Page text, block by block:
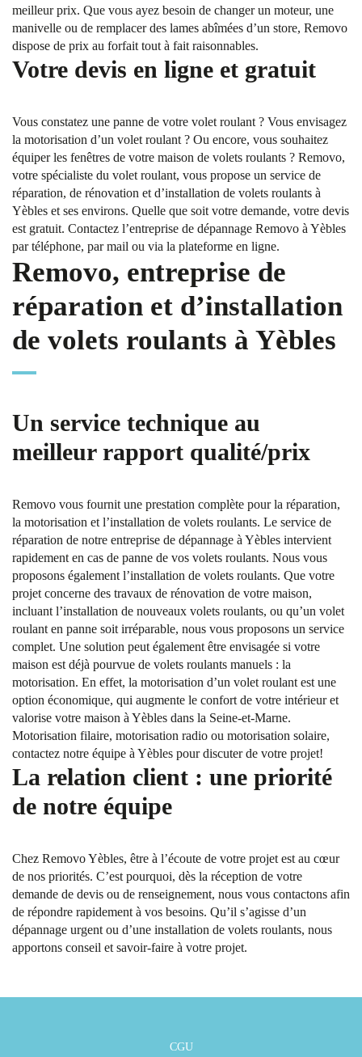
meilleur prix. Que vous ayez besoin de changer un moteur, une
manivelle ou de remplacer des lames abîmées d’un store, Removo
dispose de prix au forfait tout à fait raisonnables.
Votre devis en ligne et gratuit
Vous constatez une panne de votre volet roulant ? Vous envisagez
la motorisation d’un volet roulant ? Ou encore, vous souhaitez
équiper les fenêtres de votre maison de volets roulants ? Removo,
votre spécialiste du volet roulant, vous propose un service de
réparation, de rénovation et d’installation de volets roulants à
Yèbles et ses environs. Quelle que soit votre demande, votre devis
est gratuit. Contactez l’entreprise de dépannage Removo à Yèbles
par téléphone, par mail ou via la plateforme en ligne.
Removo, entreprise de
réparation et d’installation
de volets roulants à Yèbles
Un service technique au
meilleur rapport qualité/prix
Removo vous fournit une prestation complète pour la réparation,
la motorisation et l’installation de volets roulants. Le service de
réparation de notre entreprise de dépannage à Yèbles intervient
rapidement en cas de panne de vos volets roulants. Nous vous
proposons également l’installation de volets roulants. Que votre
projet concerne des travaux de rénovation de votre maison,
incluant l’installation de nouveaux volets roulants, ou qu’un volet
roulant en panne soit irréparable, nous vous proposons un service
complet. Une solution peut également être envisagée si votre
maison est déjà pourvue de volets roulants manuels : la
motorisation. En effet, la motorisation d’un volet roulant est une
option économique, qui augmente le confort de votre intérieur et
valorise votre maison à Yèbles dans la Seine-et-Marne.
Motorisation filaire, motorisation radio ou motorisation solaire,
contactez notre équipe à Yèbles pour discuter de votre projet!
La relation client : une priorité
de notre équipe
Chez Removo Yèbles, être à l’écoute de votre projet est au cœur
de nos priorités. C’est pourquoi, dès la réception de votre
demande de devis ou de renseignement, nous vous contactons afin
de répondre rapidement à vos besoins. Qu’il s’agisse d’un
dépannage urgent ou d’une installation de volets roulants, nous
apportons conseil et savoir-faire à votre projet.
CGU